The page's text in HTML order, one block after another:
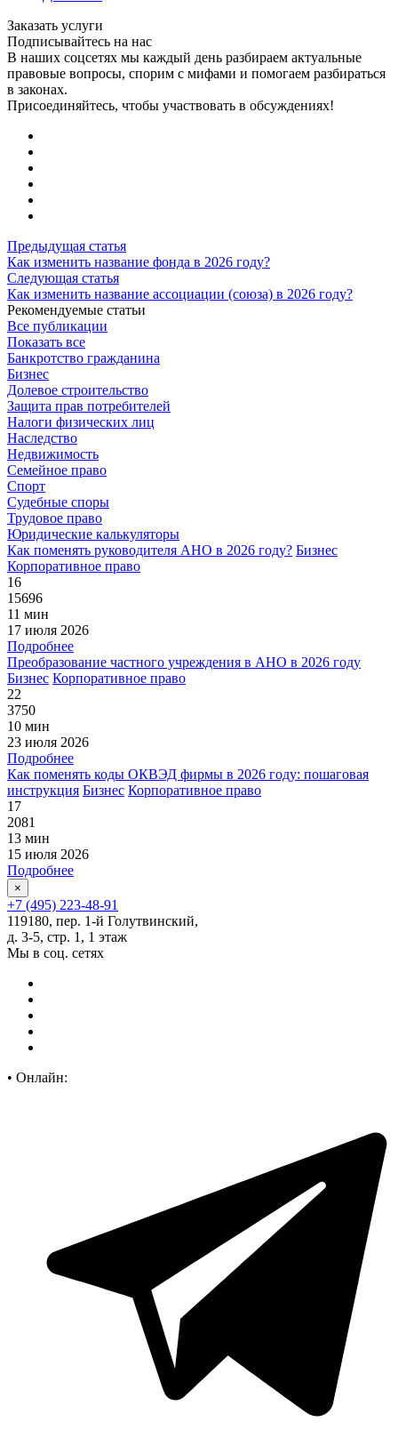
Заказать услуги
Подписывайтесь на нас
В наших соцсетях мы каждый день разбираем актуальные
правовые вопросы, спорим с мифами и помогаем разбираться
в законах.
Присоединяйтесь, чтобы участвовать в обсуждениях!
Предыдущая статья
Как изменить название фонда в 2026 году?
Следующая статья
Как изменить название ассоциации (союза) в 2026 году?
Рекомендуемые статьи
Все публикации
Показать все
Банкротство гражданина
Бизнес
Долевое строительство
Защита прав потребителей
Налоги физических лиц
Наследство
Недвижимость
Семейное право
Спорт
Судебные споры
Трудовое право
Юридические калькуляторы
Как поменять руководителя АНО в 2026 году? Бизнес
Корпоративное право
16
15696
11 мин
17 июля 2026
Подробнее
Преобразование частного учреждения в АНО в 2026 году
Бизнес Корпоративное право
22
3750
10 мин
23 июля 2026
Подробнее
Как поменять коды ОКВЭД фирмы в 2026 году: пошаговая
инструкция Бизнес Корпоративное право
17
2081
13 мин
15 июля 2026
Подробнее
×
+7 (495) 223-48-91
119180, пер. 1-й Голутвинский,
д. 3-5, стр. 1, 1 этаж
Мы в соц. сетях
• Онлайн: